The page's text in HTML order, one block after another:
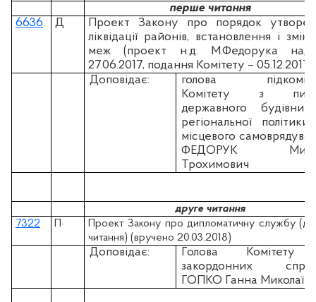
перше читання
6636
Д
Проект Закону про порядок
ліквідації районів, встановлення і
меж (проект н.д. М.Федорука
27.06.2017, подання Комітету – 05.12.2017)
Доповідає:
голова
Комітету з
державного
регіональної
місцевого
ФЕДОРУК
Трохимович
друге читання
7322
·
Проект Закону про дипломатичну службу
читання) (вручено 20.03.2018)
Доповідає:
Голова
закордонних
ГОПКО Ганна